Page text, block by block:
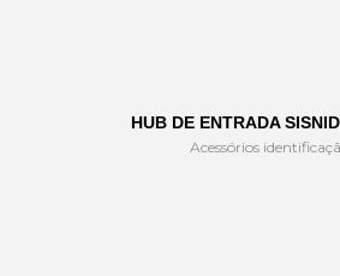
HUB DE ENTRADA
Acessórios